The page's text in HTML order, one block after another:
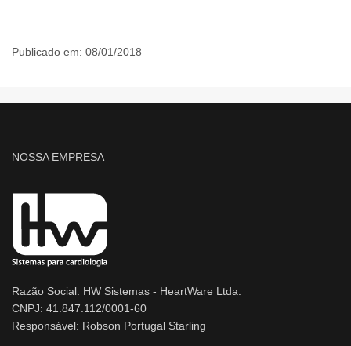
Publicado em: 08/01/2018
NOSSA EMPRESA
Razão Social: HW Sistemas - HeartWare Ltda.
CNPJ: 41.847.112/0001-60
Responsável: Robson Portugal Starling